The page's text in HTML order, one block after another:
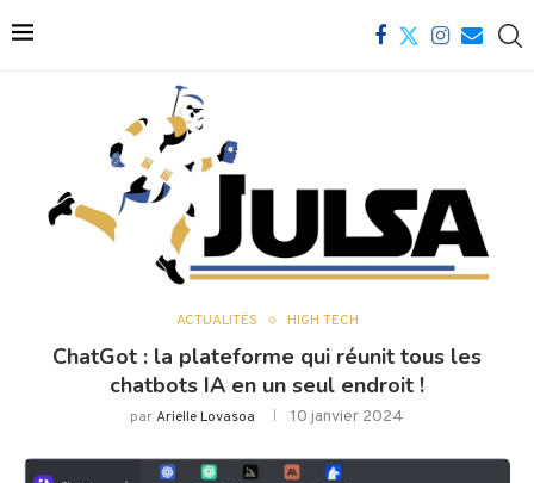
ACTUALITÉS HIGH TECH
ChatGot : la plateforme qui réunit tous les
chatbots IA en un seul endroit !
parArielle Lovasoa 10 janvier 2024